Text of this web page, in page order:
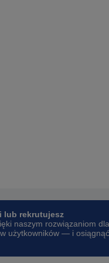
lub rekrutujesz
naszym rozwiązaniom dla
użytkowników — i osiągnąć